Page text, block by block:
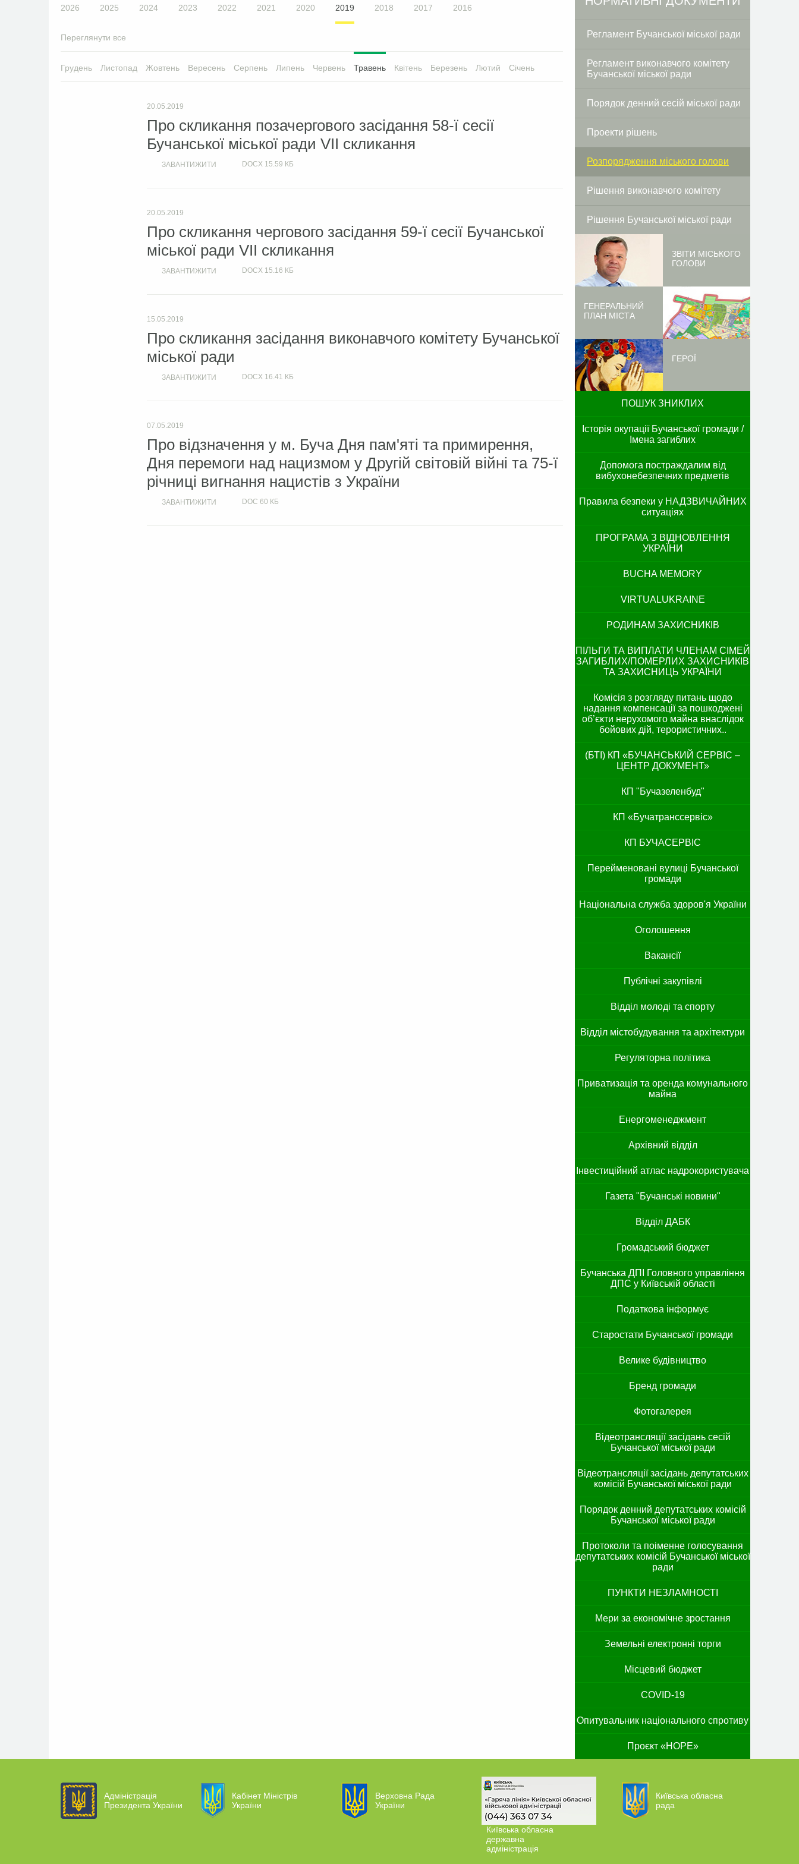
2026 2025 2024 2023 2022 2021 2020 2019 2018 2017 2016
Переглянути все
Грудень Листопад Жовтень Вересень Серпень Липень Червень Травень Квітень Березень Лютий Січень
20.05.2019
Про скликання позачергового засідання 58-ї сесії
Бучанської міської ради VII скликання
ЗАВАНТИЖИТИ DOCX 15.59 КБ
20.05.2019
Про скликання чергового засідання 59-ї сесії Бучанської
міської ради VII скликання
ЗАВАНТИЖИТИ DOCX 15.16 КБ
15.05.2019
Про скликання засідання виконавчого комітету Бучанської
міської ради
ЗАВАНТИЖИТИ DOCX 16.41 КБ
07.05.2019
Про відзначення у м. Буча Дня пам'яті та примирення,
Дня перемоги над нацизмом у Другій світовій війні та 75-ї
річниці вигнання нацистів з України
ЗАВАНТИЖИТИ DOC 60 КБ
Регламент Бучанської міської ради
Регламент виконавчого комітету
Бучанської міської ради
Порядок денний сесій міської ради
Проекти рішень
Розпорядження міського голови
Рішення виконавчого комітету
Рішення Бучанської міської ради
ЗВІТИ МІСЬКОГО
ГОЛОВИ
ГЕНЕРАЛЬНИЙ
ПЛАН МІСТА
ГЕРОЇ
ПОШУК ЗНИКЛИХ
Історія окупації Бучанської громади /
Імена загиблих
Допомога постраждалим від
вибухонебезпечних предметів
Правила безпеки у НАДЗВИЧАЙНИХ
ситуаціях
ПРОГРАМА З ВІДНОВЛЕННЯ
УКРАЇНИ
BUCHA MEMORY
VIRTUALUKRAINE
РОДИНАМ ЗАХИСНИКІВ
ПІЛЬГИ ТА ВИПЛАТИ ЧЛЕНАМ СІМЕЙ
ЗАГИБЛИХ/ПОМЕРЛИХ ЗАХИСНИКІВ
ТА ЗАХИСНИЦЬ УКРАЇНИ
Комісія з розгляду питань щодо
надання компенсації за пошкоджені
об’єкти нерухомого майна внаслідок
бойових дій, терористичних..
(БТІ) КП «БУЧАНСЬКИЙ СЕРВІС –
ЦЕНТР ДОКУМЕНТ»
КП "Бучазеленбуд"
КП «Бучатранссервіс»
КП БУЧАСЕРВІС
Перейменовані вулиці Бучанської
громади
Національна служба здоров'я України
Оголошення
Вакансії
Публічні закупівлі
Відділ молоді та спорту
Відділ містобудування та архітектури
Регуляторна політика
Приватизація та оренда комунального
майна
Енергоменеджмент
Архівний відділ
Інвестиційний атлас надрокористувача
Газета "Бучанські новини"
Відділ ДАБК
Громадський бюджет
Бучанська ДПІ Головного управління
ДПС у Київській області
Податкова інформує
Старостати Бучанської громади
Велике будівництво
Бренд громади
Фотогалерея
Відеотрансляції засідань сесій
Бучанської міської ради
Відеотрансляції засідань депутатських
комісій Бучанської міської ради
Порядок денний депутатських комісій
Бучанської міської ради
Протоколи та поіменне голосування
депутатських комісій Бучанської міської
ради
ПУНКТИ НЕЗЛАМНОСТІ
Мери за економічне зростання
Земельні електронні торги
Місцевий бюджет
COVID-19
Опитувальник національного спротиву
Проєкт «HOPE»
Адміністрація
Президента України
Кабінет Міністрів
України
Верховна Рада
України
Київська обласна
державна
адміністрація
Київська обласна
рада